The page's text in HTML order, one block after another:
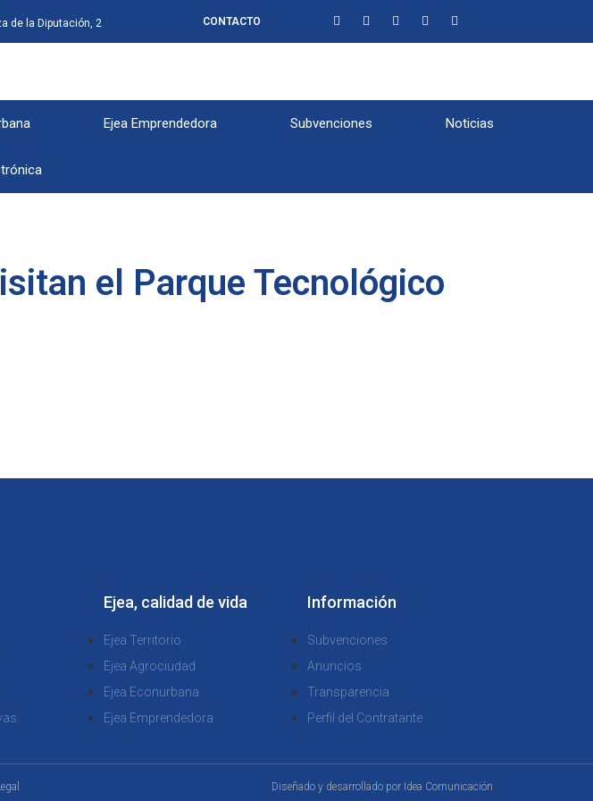
de la Diputación, 2 CONTACTO
Ejea Emprendedora Subvenciones Noticias
el Parque Tecnológico
Ejea, calidad de vida
Ejea Territorio
Ejea Agrociudad
Ejea Econurbana
Ejea Emprendedora
Información
Subvenciones
Anuncios
Transparencia
Perfil del Contratante
Diseñado y desarrollado por Idea Comunicación